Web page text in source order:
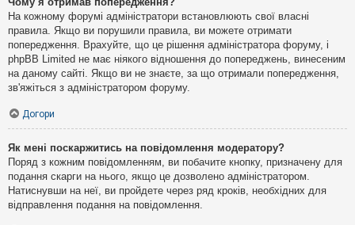
На кожному форумі адміністратори встановлюють свої власні
правила. Якщо ви порушили правила, ви можете отримати
попередження. Врахуйте, що це рішення адміністратора форуму, і
phpBB Limited не має ніякого відношення до попереджень, винесеним
на даному сайті. Якщо ви не знаєте, за що отримали попередження,
зв'яжіться з адміністратором форуму.
Догори
Як мені поскаржитись на повідомлення модератору?
Поряд з кожним повідомленням, ви побачите кнопку, призначену для
подання скарги на нього, якщо це дозволено адміністратором.
Натиснувши на неї, ви пройдете через ряд кроків, необхідних для
відправлення подання на повідомлення.